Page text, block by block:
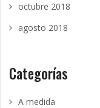
octubre 2018
agosto 2018
Categorías
A medida